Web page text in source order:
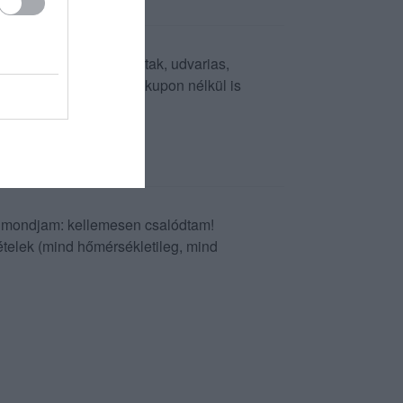
jó tapasztalataink voltak, udvarias,
Kuponnal olcsó, kupon nélkül is
kellemesen csalódtam!
(mind hőmérsékletileg, mind